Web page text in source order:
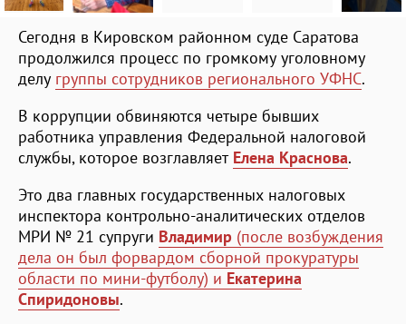
Сегодня в Кировском районном суде Саратова
продолжился процесс по громкому уголовному
делу группы сотрудников регионального УФНС.
В коррупции обвиняются четыре бывших
работника управления Федеральной налоговой
службы, которое возглавляет Елена Краснова.
Это два главных государственных налоговых
инспектора контрольно-аналитических отделов
МРИ № 21 супруги Владимир (после возбуждения
дела он был форвардом сборной прокуратуры
области по мини-футболу) и Екатерина
Спиридоновы.